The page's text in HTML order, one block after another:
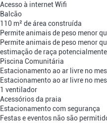
Acesso à internetWifi
Balcão
110 m² de área construída
Permite animais de peso menor
Permite animais de peso menor
estimação de raça
Piscina Comunitária
Estacionamento ao ar livre no
Estacionamento ao ar livre no
1 ventilador
Acessórios da praia
Estacionamento com segurança
Festas e eventos não são